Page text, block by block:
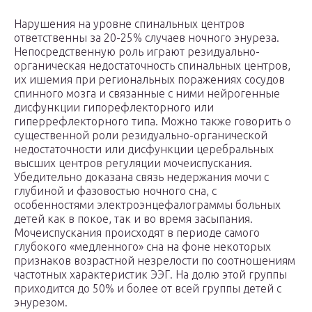
Нарушения на уровне спинальных центров
ответственны за 20-25% случаев ночного энуреза.
Непосредственную роль играют резидуально-
органическая недостаточность спинальных центров,
их ишемия при региональных поражениях сосудов
спинного мозга и связанные с ними нейрогенные
дисфункции гипорефлекторного или
гиперрефлекторного типа. Можно также говорить о
существенной роли резидуально-органической
недостаточности или дисфункции церебральных
высших центров регуляции мочеиспускания.
Убедительно доказана связь недержания мочи с
глубиной и фазовостью ночного сна, с
особенностями электроэнцефалограммы больных
детей как в покое, так и во время засыпания.
Мочеиспускания происходят в периоде самого
глубокого «медленного» сна на фоне некоторых
признаков возрастной незрелости по соотношениям
частотных характеристик ЭЭГ. На долю этой группы
приходится до 50% и более от всей группы детей с
энурезом.